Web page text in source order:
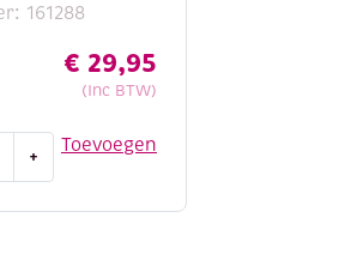
161288
€ 29,95
(Inc BTW)
Toevoegen
+